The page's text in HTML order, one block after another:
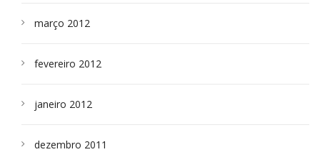
março 2012
fevereiro 2012
janeiro 2012
dezembro 2011